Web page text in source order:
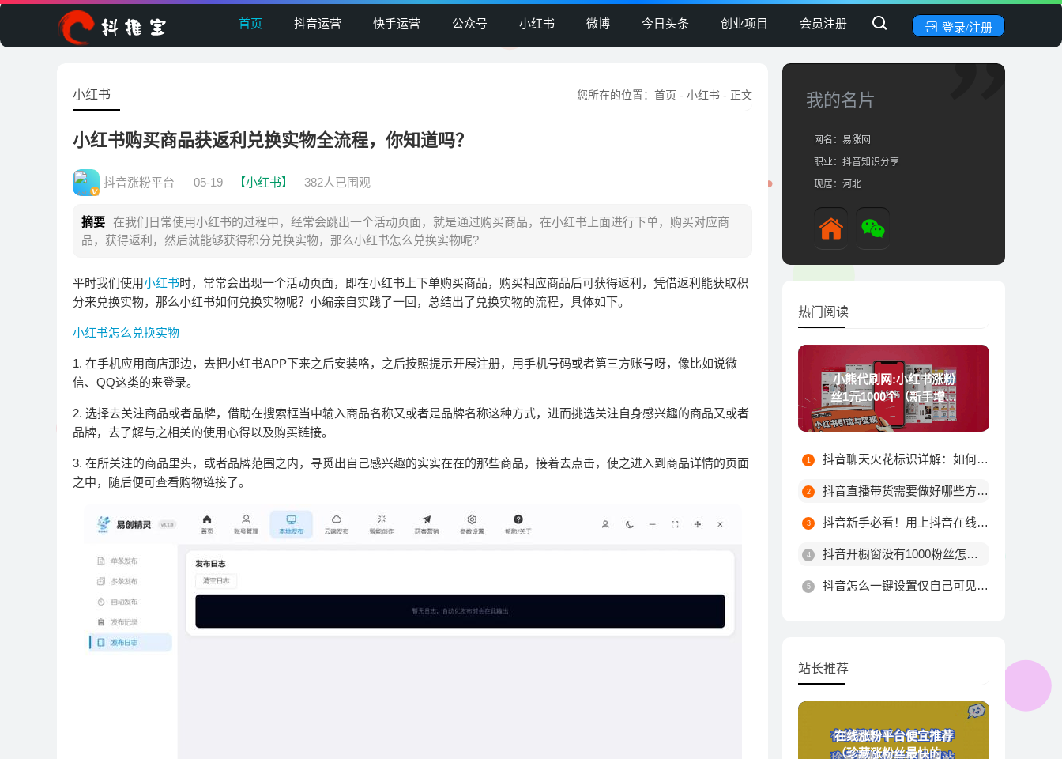
首页 抖音运营 快手运营 公众号 小红书 微博 今日头条 创业项目 会员注册 登录/注册
您所在的位置： 首页 - 小红书 - 正文
小红书
小红书购买商品获返利兑换实物全流程，你知道吗？
抖音涨粉平台 05-19 【小红书】 382人已围观
摘要 在我们日常使用小红书的过程中，经常会跳出一个活动页面，就是通过购买商品，在小红书上面进行下单，购买对应商
品，获得返利，然后就能够获得积分兑换实物，那么小红书怎么兑换实物呢?
平时我们使用小红书时，常常会出现一个活动页面，即在小红书上下单购买商品，购买相应商品后可获得返利，凭借返利能获取积
分来兑换实物，那么小红书如何兑换实物呢？小编亲自实践了一回，总结出了兑换实物的流程，具体如下。
小红书怎么兑换实物
1. 在手机应用商店那边，去把小红书APP下来之后安装咯，之后按照提示开展注册，用手机号码或者第三方账号呀，像比如说微
信、QQ这类的来登录。
2. 选择去关注商品或者品牌，借助在搜索框当中输入商品名称又或者是品牌名称这种方式，进而挑选关注自身感兴趣的商品又或者
品牌，去了解与之相关的使用心得以及购买链接。
3. 在所关注的商品里头，或者品牌范围之内，寻觅出自己感兴趣的实实在在的那些商品，接着去点击，使之进入到商品详情的页面
之中，随后便可查看购物链接了。
我的名片
网名：易涨网
职业：抖音知识分享
现居：河北
热门阅读
小熊代刷网:小红书涨粉
丝1元1000个（新手增加
粉丝技巧）
抖音聊天火花标识详解：如何触发不同颜色火花及最高等级规则
抖音直播带货需要做好哪些方面?
抖音新手必看！用上抖音在线涨粉平台这10个技巧，粉丝量由你决定！
抖音开橱窗没有1000粉丝怎么办
抖音怎么一键设置仅自己可见？详细步骤教你轻松搞定
站长推荐
在线涨粉平台便宜推荐
（珍藏涨粉丝最快的网